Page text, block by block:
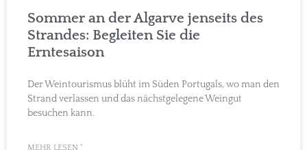
Sommer an der Algarve jenseits des
Strandes: Begleiten Sie die
Erntesaison
Der Weintourismus blüht im Süden Portugals, wo man den
Strand verlassen und das nächstgelegene Weingut
besuchen kann.
MEHR LESEN "